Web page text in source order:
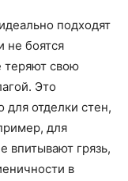
подходят
не боятся
теряют свою
Это
для отделки стен,
для
впитывают грязь,
в